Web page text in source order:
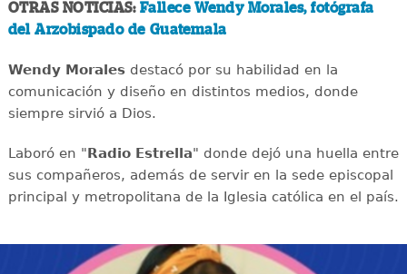
OTRAS NOTICIAS: Fallece Wendy Morales, fotógrafa
del Arzobispado de Guatemala
Wendy Moralesdestacó por su habilidad en la
comunicación y diseño en distintos medios, donde
siempre sirvió a Dios.
Laboró en " Radio Estrella" donde dejó una huella entre
sus compañeros, además de servir en la sede episcopal
principal y metropolitana de la Iglesia católica en el país.